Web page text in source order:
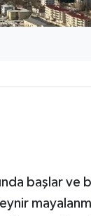
başlar ve